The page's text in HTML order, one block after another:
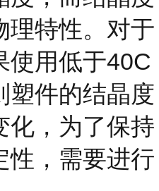
理特性。对于
使用低于40C
塑件的结晶度
化，为了保持
性，需要进行